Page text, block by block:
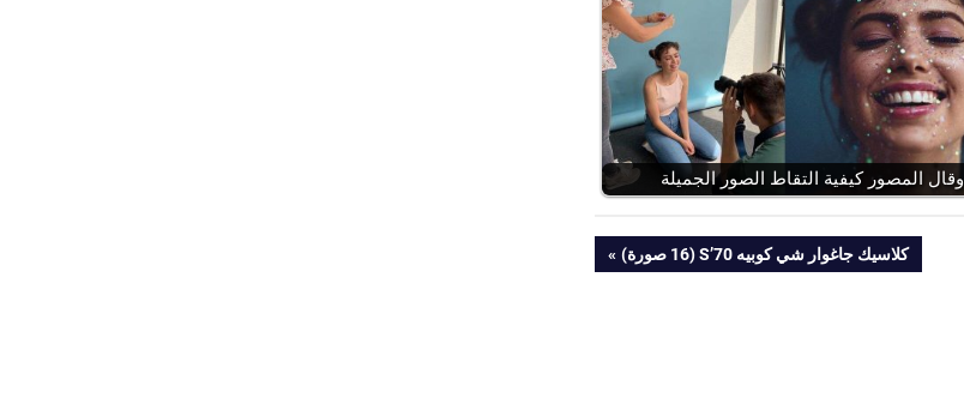
وقال المصور كيفية التقاط الصور الجميلة
NEXT
كلاسيك جاغوار شي كوبيه 70’S (16 صورة)